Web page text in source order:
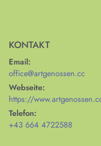
KONTAKT
Email:
office@artgenossen.cc
Webseite:
https://
Telefon:
+43 664 4722588